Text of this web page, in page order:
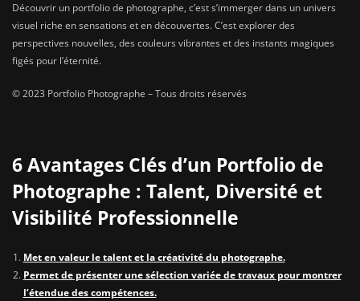
Découvrir un portfolio de photographe, c’est s’immerger dans un univers
visuel riche en sensations et en découvertes. C’est explorer des
perspectives nouvelles, des couleurs vibrantes et des instants magiques
figés pour l’éternité.
© 2023 Portfolio Photographe – Tous droits réservés
6 Avantages Clés d’un Portfolio de
Photographe : Talent, Diversité et
Visibilité Professionnelle
Met en valeur le talent et la créativité du photographe.
Permet de présenter une sélection variée de travaux pour montrer
l’étendue des compétences.